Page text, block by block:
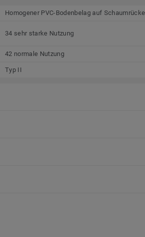
Homogener PVC-Bodenbelag auf
34 sehr starke Nutzung
42 normale Nutzung
Typ II